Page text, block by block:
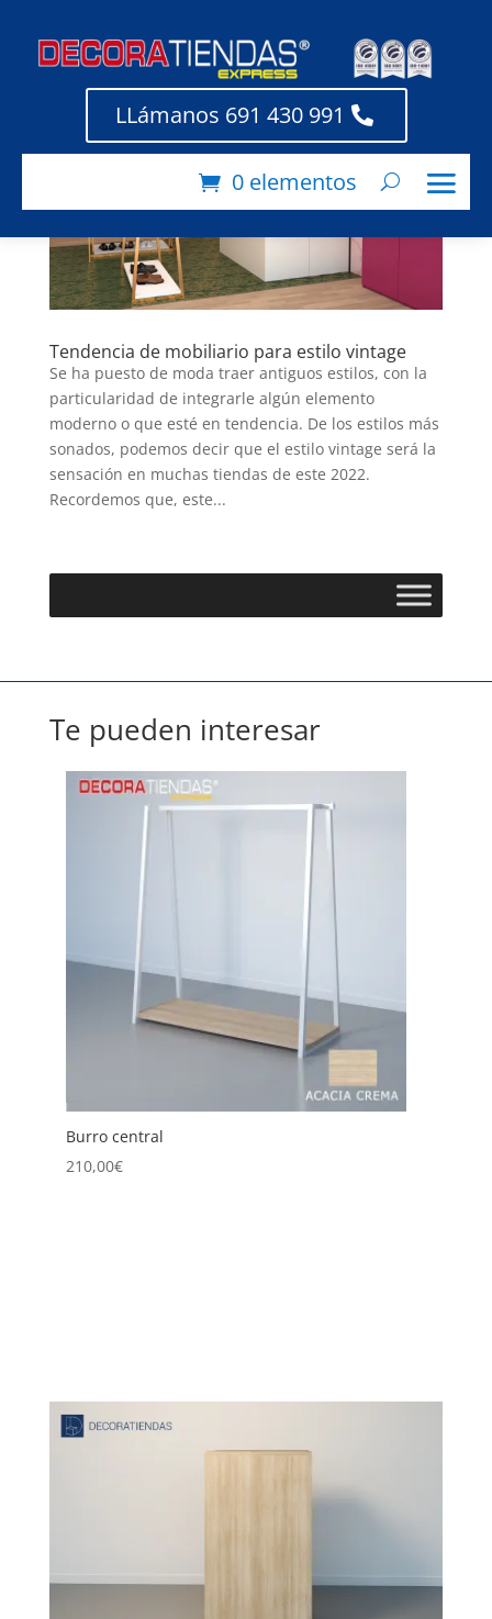
LLámanos 691 430 991
0 elementos
Tendencia de mobiliario para estilo vintage
Se ha puesto de moda traer antiguos estilos, con la
particularidad de integrarle algún elemento
moderno o que esté en tendencia. De los estilos más
sonados, podemos decir que el estilo vintage será la
sensación en muchas tiendas de este 2022.
Recordemos que, este...
Te pueden interesar